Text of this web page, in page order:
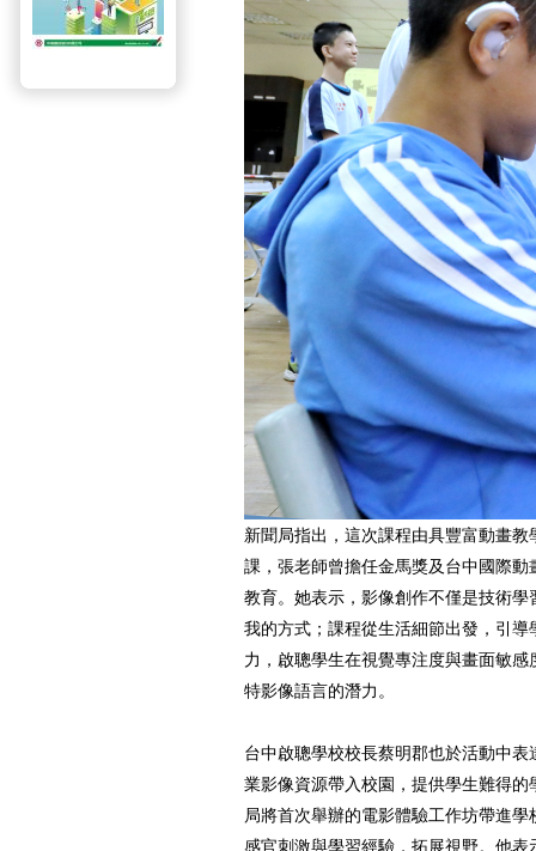
新聞局指出，這次課程由具豐富動畫
課，張老師曾擔任金馬獎及台中國際
教育。她表示，影像創作不僅是技術
我的方式；課程從生活細節出發，引
力，啟聰學生在視覺專注度與畫面敏
特影像語言的潛力。
台中啟聰學校校長蔡明郡也於活動中
業影像資源帶入校園，提供學生難得
局將首次舉辦的電影體驗工作坊帶進
感官刺激與學習經驗，拓展視野。他